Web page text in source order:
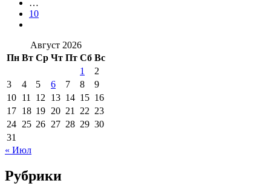
…
10
Август 2026
Пн Вт Ср Чт Пт Сб Вс
1
2
3
4 5 6 7 8
9
10 11 12 13 14 15 16
17 18 19 20 21 22 23
24 25 26 27 28 29 30
31
« Июл
Рубрики